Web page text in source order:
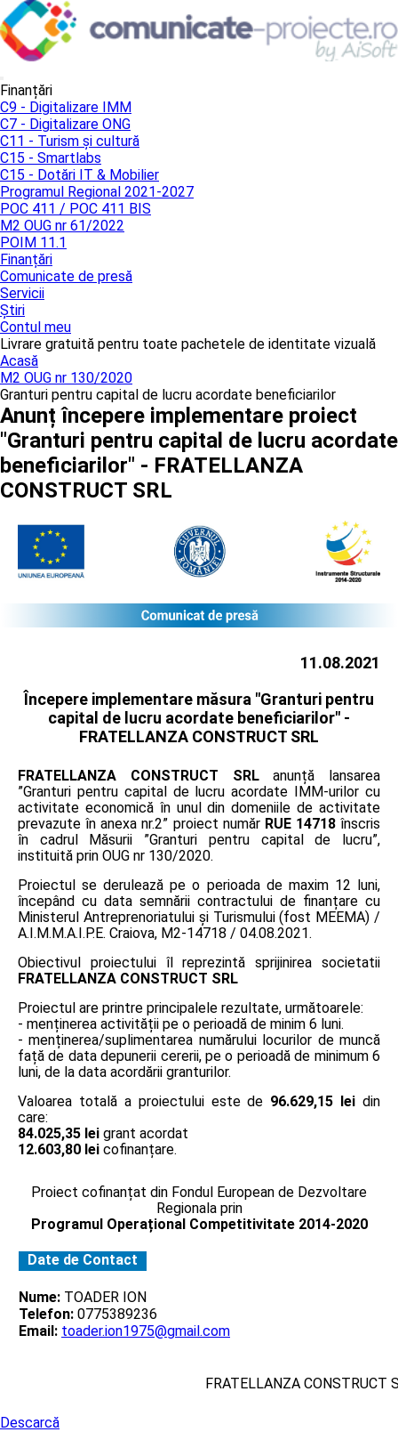
Finanțări
C9 - Digitalizare IMM
C7 - Digitalizare ONG
C11 - Turism și cultură
C15 - Smartlabs
C15 - Dotări IT & Mobilier
Programul Regional 2021-2027
POC 411 / POC 411 BIS
M2 OUG nr 61/2022
POIM 11.1
Finanțări
Comunicate de presă
Servicii
Știri
Contul meu
Livrare gratuită pentru toate pachetele de identitate vizuală
Acasă
M2 OUG nr 130/2020
Granturi pentru capital de lucru acordate beneficiarilor
Anunț începere implementare proiect
"Granturi pentru capital de lucru acordate
beneficiarilor" - FRATELLANZA
CONSTRUCT SRL
11.08.2021
Începere implementare măsura "Granturi pentru
capital de lucru acordate beneficiarilor" -
FRATELLANZA CONSTRUCT SRL
FRATELLANZA CONSTRUCT SRLanunță lansarea
”Granturi pentru capital de lucru acordate IMM-urilor cu
activitate economică în unul din domeniile de activitate
prevazute în anexa nr.2” proiect număr RUE 14718înscris
în cadrul Măsurii ”Granturi pentru capital de lucru”,
instituită prin OUG nr 130/2020.
Proiectul se derulează pe o perioada de maxim 12 luni,
începând cu data semnării contractului de finanțare cu
Ministerul Antreprenoriatului și Turismului (fost MEEMA) /
A.I.M.M.A.I.P.E. Craiova, M2-14718 / 04.08.2021.
Obiectivul proiectului îl reprezintă sprijinirea societatii
FRATELLANZA CONSTRUCT SRL
Proiectul are printre principalele rezultate, următoarele:
- menținerea activității pe o perioadă de minim 6 luni.
- menținerea/suplimentarea numărului locurilor de muncă
față de data depunerii cererii, pe o perioadă de minimum 6
luni, de la data acordării granturilor.
Valoarea totală a proiectului este de 96.629,15 lei din
care:
84.025,35 lei grant acordat
12.603,80 lei cofinanțare.
Proiect cofinanțat din Fondul European de Dezvoltare
Regionala prin
Programul Operațional Competitivitate 2014-2020
Date de Contact
Nume: TOADER ION
Telefon: 0775389236
Email: toader.ion1975@gmail.com
FRATELLANZA CONSTRUCT
Descarcă